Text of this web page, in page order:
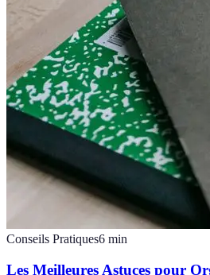
Conseils Pratiques6 min
Les Meilleures Astuces pour